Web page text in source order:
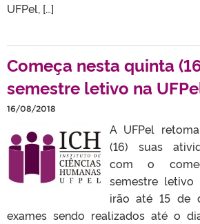
UFPel, […]
Começa nesta quinta
semestre letivo na
16/08/2018
A UFPel
(16) suas
com o
semestre
irão até 15 de
exames sendo realizados até o